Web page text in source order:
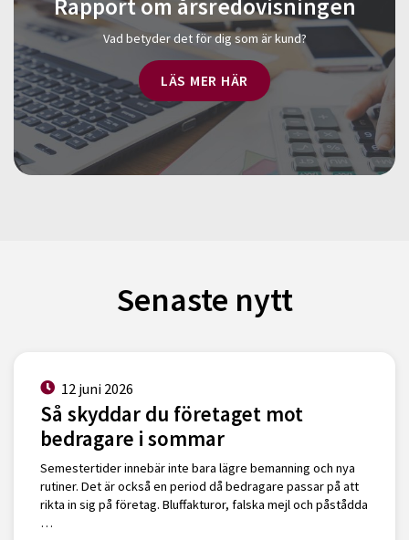
Rapport om årsredovisningen
Vad betyder det för dig som är kund?
LÄS MER HÄR
Senaste nytt
12 juni 2026
Så skyddar du företaget mot
bedragare i sommar
Semestertider innebär inte bara lägre bemanning och nya
rutiner. Det är också en period då bedragare passar på att
rikta in sig på företag. Bluffakturor, falska mejl och påstådda
…